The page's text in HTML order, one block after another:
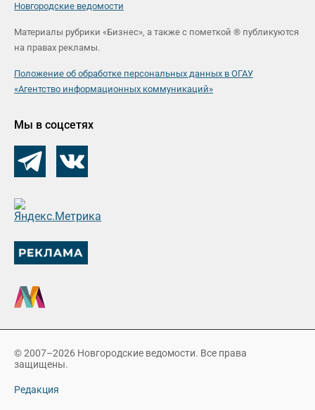
Новгородские ведомости
Материалы рубрики «Бизнес», а также с пометкой ® публикуются
на правах рекламы.
Положение об обработке персональных данных в ОГАУ
«Агентство информационных коммуникаций»
Мы в соцсетях
© 2007–2026 Новгородские ведомости. Все права
защищены.
Редакция